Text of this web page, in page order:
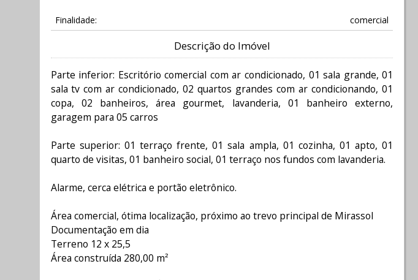
Finalidade: comercial
Descrição do Imóvel
Parte inferior: Escritório comercial com ar condicionado, 01 sala grande, 01
sala tv com ar condicionado, 02 quartos grandes com ar condicionando, 01
copa, 02 banheiros, área gourmet, lavanderia, 01 banheiro externo,
garagem para 05 carros
Parte superior: 01 terraço frente, 01 sala ampla, 01 cozinha, 01 apto, 01
quarto de visitas, 01 banheiro social, 01 terraço nos fundos com lavanderia.
Alarme, cerca elétrica e portão eletrônico.
Área comercial, ótima localização, próximo ao trevo principal de Mirassol
Documentação em dia
Terreno 12 x 25,5
Área construída 280,00 m²